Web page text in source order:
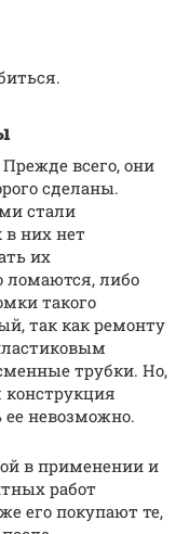
всего, они
сделаны.
стали
в них нет
их
ломаются, либо
такого
так как ремонту
трубки. Но,
конструкция
ее невозможно.
в применении и
работ
его покупают те,